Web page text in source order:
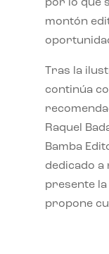
por lo que
montón
Tras la
continúa
Raquel
Bamba
dedicado a
presente
propone